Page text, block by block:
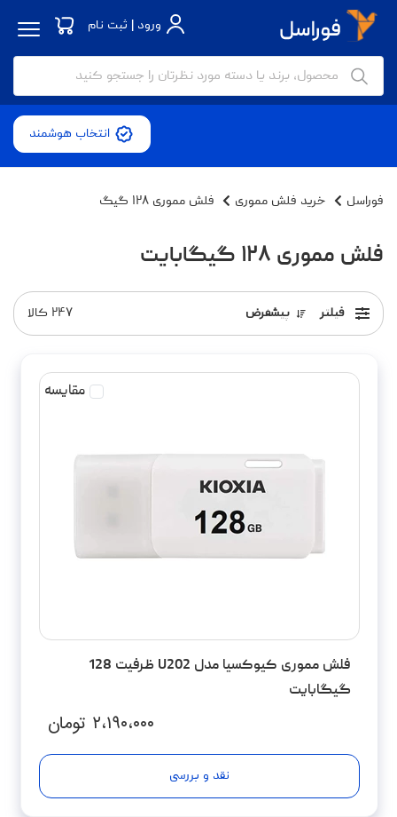
ورود | ثبت نام
انتخاب هوشمند
فوراسل خرید فلش مموری فلش مموری ۱۲۸ گیگ
فلش مموری ۱۲۸ گیگابایت
فیلتر پیشفرض ۲۴۷ کالا
مقایسه
فلش مموری کیوکسیا مدل U202 ظرفیت 128
گیگابایت
۲،۱۹۰،۰۰۰ تومان
نقد و بررسی